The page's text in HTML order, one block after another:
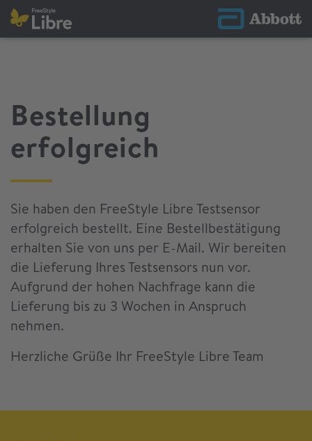
Bestellung
erfolgreich
Sie haben den FreeStyle Libre Testsensor
erfolgreich bestellt. Eine Bestellbestätigung
erhalten Sie von uns per E-Mail. Wir bereiten
die Lieferung Ihres Testsensors nun vor.
Aufgrund der hohen Nachfrage kann die
Lieferung bis zu 3 Wochen in Anspruch
nehmen.
Herzliche Grüße Ihr FreeStyle Libre Team